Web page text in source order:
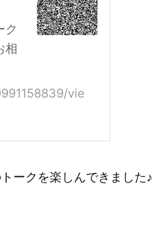
ク
相
vie
ークを楽しんできました♪